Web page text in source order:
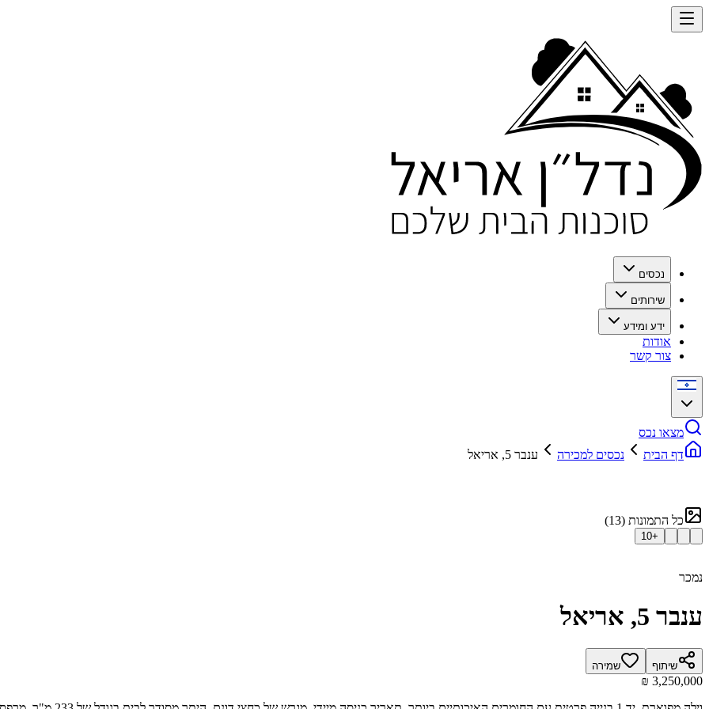
נכסים
שירותים
ידע ומידע
אודות
צור קשר
מצאו נכס
דף הבית
נכסים למכירה ענבר 5, אריאל
כל התמונות (
13
)
+
10
נמכר
ענבר 5, אריאל
שיתוף שמירה